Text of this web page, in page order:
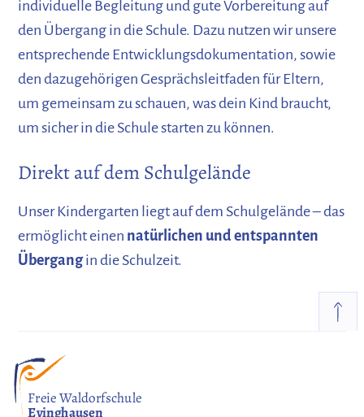
individuelle Begleitung und gute Vorbereitung auf
den Übergang in die Schule. Dazu nutzen wir unsere
entsprechende Entwicklungsdokumentation, sowie
den dazugehörigen Gesprächsleitfaden für Eltern,
um gemeinsam zu schauen, was dein Kind braucht,
um sicher in die Schule starten zu können.
Direkt auf dem Schulgelände
Unser Kindergarten liegt auf dem Schulgelände – das
ermöglicht einen natürlichen und entspannten
Übergangin die Schulzeit.
Freie Waldorfschule
Evinghausen